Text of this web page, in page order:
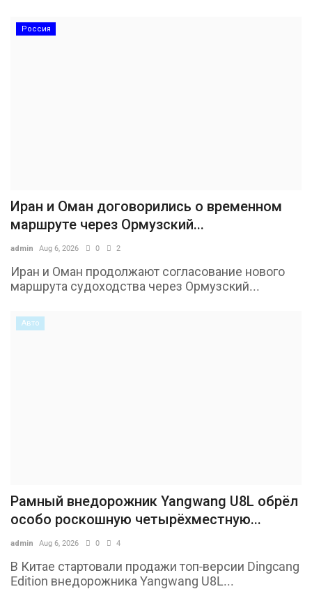
Россия
Иран и Оман договорились о временном
маршруте через Ормузский...
admin Aug 6, 2026 0 2
Иран и Оман продолжают согласование нового
маршрута судоходства через Ормузский...
Авто
Рамный внедорожник Yangwang U8L обрёл
особо роскошную четырёхместную...
admin Aug 6, 2026 0 4
В Китае стартовали продажи топ-версии Dingcang
Edition внедорожника Yangwang U8L...